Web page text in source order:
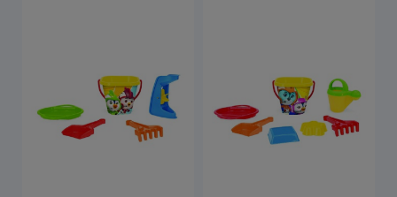
powiadom o
dostępności